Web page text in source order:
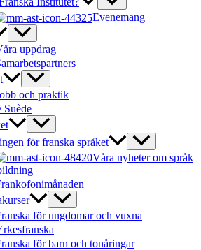
Evenemang
uppdrag
och praktik
Suède
för franska språket
Våra nyheter om språk
för ungdomar och vuxna
för barn och tonåringar